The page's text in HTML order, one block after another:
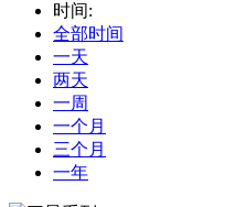
时间:
全部时间
一天
两天
一周
一个月
三个月
一年